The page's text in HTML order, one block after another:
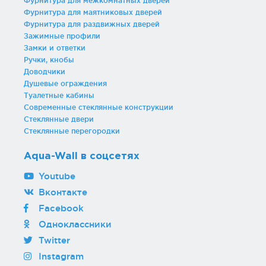
Фурнитура для душевых ограждений (распашная серия)
Двери межкомнатные цельностеклянные
Фурнитура для маятниковых дверей
Фурнитура для раздвижных дверей
Зажимные профили
Замки и ответки
Ручки, кнобы
Доводчики
Душевые ограждения
Туалетные кабины
Современные стеклянные конструкции
Стеклянные двери
Стеклянные перегородки
Aqua-Wall в соцсетях
Youtube
Вконтакте
Facebook
Одноклассники
Twitter
Instagram